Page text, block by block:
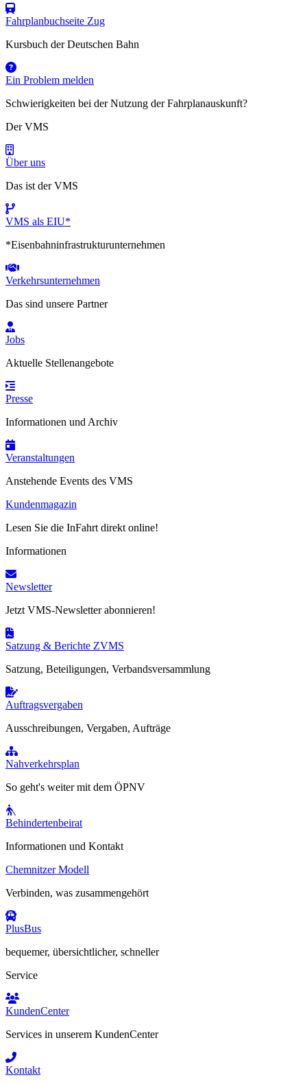
Fahrplanbuchseite Zug
Kursbuch der Deutschen Bahn
Ein Problem melden
Schwierigkeiten bei der Nutzung der Fahrplanauskunft?
Der VMS
Über uns
Das ist der VMS
VMS als EIU*
*Eisenbahninfrastrukturunternehmen
Verkehrsunternehmen
Das sind unsere Partner
Jobs
Aktuelle Stellenangebote
Presse
Informationen und Archiv
Veranstaltungen
Anstehende Events des VMS
Kundenmagazin
Lesen Sie die InFahrt direkt online!
Informationen
Newsletter
Jetzt VMS-Newsletter abonnieren!
Satzung & Berichte ZVMS
Satzung, Beteiligungen, Verbandsversammlung
Auftragsvergaben
Ausschreibungen, Vergaben, Aufträge
Nahverkehrsplan
So geht's weiter mit dem ÖPNV
Behindertenbeirat
Informationen und Kontakt
Chemnitzer Modell
Verbinden, was zusammengehört
PlusBus
bequemer, übersichtlicher, schneller
Service
KundenCenter
Services in unserem KundenCenter
Kontakt